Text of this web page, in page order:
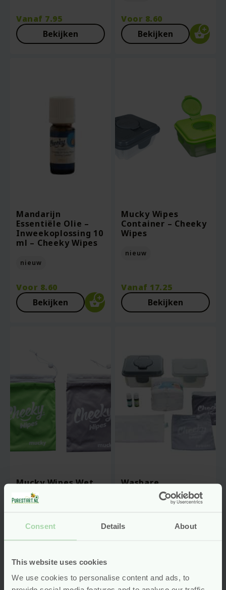
Consent Details About
This website uses cookies
We use cookies to personalise content and ads, to
Vanaf 7.95
Bekijken
Voor 8.60
Bekijken
Mandarijn
Essentiële Olie –
Inweekoplossing 10
ml – Cheeky Wipes
nieuw
Voor 8.60
Bekijken
Mucky Wipes
Container – Cheeky
Wipes
nieuw
Vanaf 17.25
Bekijken
Mucky Wipes Wet
Bag – Cheeky Wipes
Vanaf7.95
Wasbare
Babydoekjes –
Premium All-In-One
Katoen – Cheeky
Wipes
Vanaf 67.95